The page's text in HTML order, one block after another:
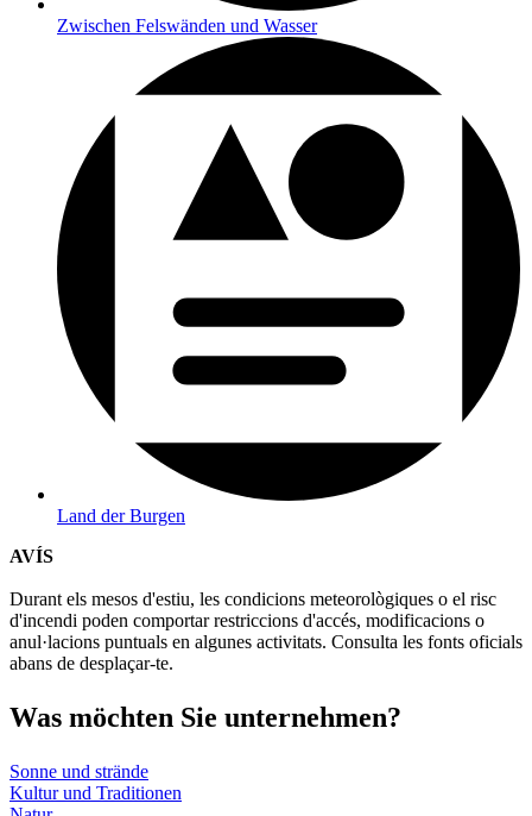
Zwischen Felswänden und Wasser
Land der Burgen
AVÍS
Durant els mesos d'estiu, les condicions meteorològiques o el risc
d'incendi poden comportar restriccions d'accés, modificacions o
anul·lacions puntuals en algunes activitats. Consulta les fonts oficials
abans de desplaçar-te.
Was möchten Sie unternehmen?
Sonne und strände
Kultur und Traditionen